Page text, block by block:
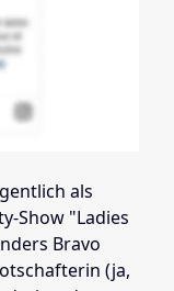
als
Show "Ladies
Bravo
(ja,